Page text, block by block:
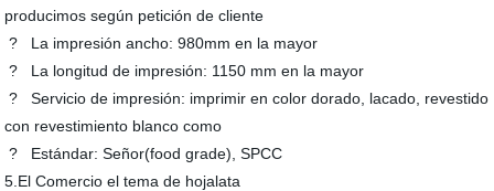
producimos según petición de cliente
? La impresión ancho: 980mm en la mayor
? La longitud de impresión: 1150 mm en la mayor
? Servicio de impresión: imprimir en color dorado, lacado, revestido
con revestimiento blanco como
? Estándar: Señor(food grade), SPCC
5.El Comercio el tema de hojalata